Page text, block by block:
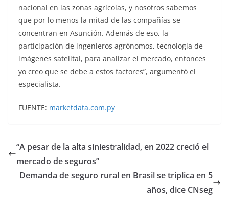
nacional en las zonas agrícolas, y nosotros sabemos
que por lo menos la mitad de las compañías se
concentran en Asunción. Además de eso, la
participación de ingenieros agrónomos, tecnología de
imágenes satelital, para analizar el mercado, entonces
yo creo que se debe a estos factores”, argumentó el
especialista.
FUENTE: marketdata.com.py
“A pesar de la alta siniestralidad, en 2022 creció el
mercado de seguros”
Demanda de seguro rural en Brasil se triplica en 5
años, dice CNseg